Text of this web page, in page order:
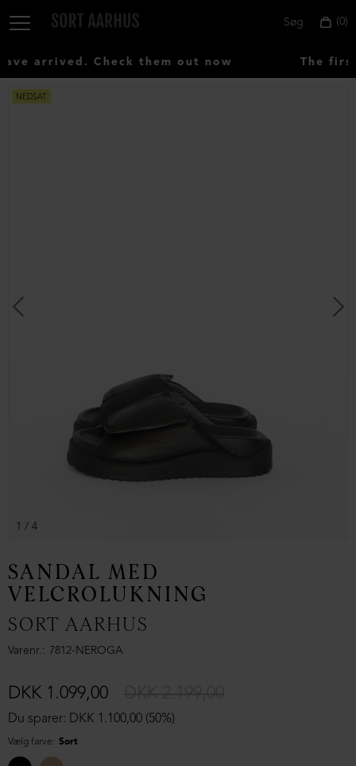
0
Søg
arrived. Check them out now The first
NEDSAT
1 / 4
SANDAL MED
VELCROLUKNING
SORT AARHUS
Varenr. 7812-NEROGA
Du sparer: DKK 1.100,00 (50%)
DKK 1.099,00
Vælg farve: Sort